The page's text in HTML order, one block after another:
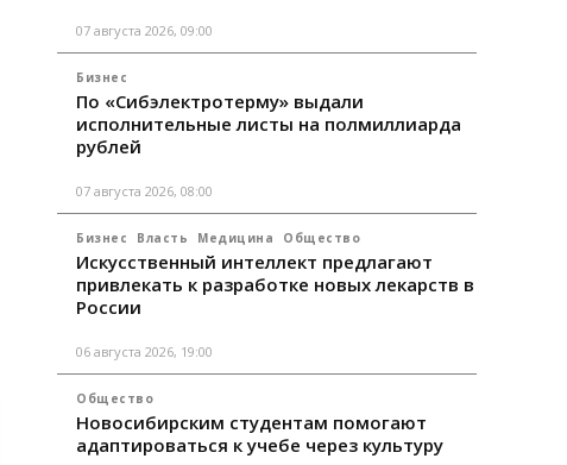
07 августа 2026, 09:00
Бизнес
По «Сибэлектротерму» выдали
исполнительные листы на полмиллиарда
рублей
07 августа 2026, 08:00
Бизнес Власть Медицина Общество
Искусственный интеллект предлагают
привлекать к разработке новых лекарств в
России
06 августа 2026, 19:00
Общество
Новосибирским студентам помогают
адаптироваться к учебе через культуру